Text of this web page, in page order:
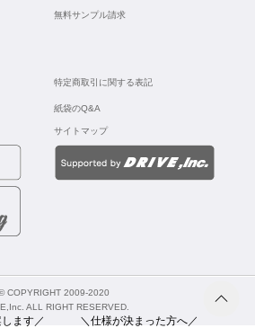
ます／ ＼仕様が決まった方へ／
無料サンプル請求
特定商取引に関する表記
紙袋のQ&A
サイトマップ
COPYRIGHT 2009-2020
ALL RIGHT RESERVED.